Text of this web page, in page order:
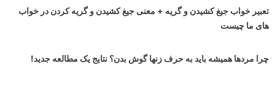
تعبیر خواب جیغ کشیدن و گریه + معنی جیغ کشیدن و گریه کردن در خواب
های ما چیست
چرا مردها همیشه باید به حرف زنها گوش بدن؟ نتایج یک مطالعه جدید!